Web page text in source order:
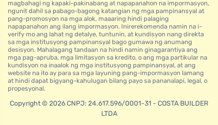
magbahagi ng kapaki-pakinabang at napapanahon na impormasyon,
ngunit dahil sa pabago-bagong katangian ng mga pampinansyal at
pang-promosyon na mga alok, maaaring hindi palaging
napapanahon ang ilang impormasyon. Inirerekomenda namin na i-
verify mo ang lahat ng detalye, tuntunin, at kundisyon nang direkta
sa mga institusyong pampinansyal bago gumawa ng anumang
desisyon. Mahalagang tandaan na hindi namin ginagarantiya ang
mga pag-apruba, mga limitasyon sa kredito, o ang mga partikular na
kundisyon na inaalok ng mga institusyong pampinansyal, at ang
website na ito ay para sa mga layuning pang-impormasyon lamang
at hindi dapat bigyang-kahulugan bilang payo sa pananalapi, legal, o
propesyonal.
Copyright © 2026 CNPJ: 24.617.596/0001-31 - COSTA BUILDER
LTDA